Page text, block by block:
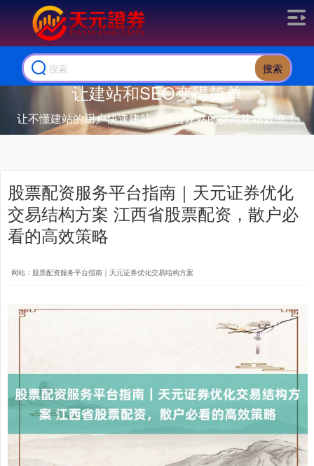
搜索
让建站和SEO变得简单
让不懂建站的用户快速建站，让会建站的提高建站效率！
股票配资服务平台指南｜天元证券优化
交易结构方案 江西省股票配资，散户必
看的高效策略
网站：股票配资服务平台指南｜天元证券优化交易结构方案